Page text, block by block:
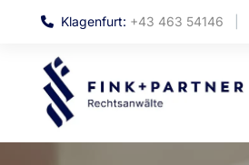
 Klagenfurt: +43 463 54146